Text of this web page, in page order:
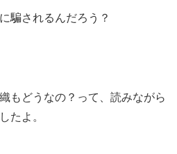
騙されるんだろう？
もどうなの？って、読みながら
たよ。